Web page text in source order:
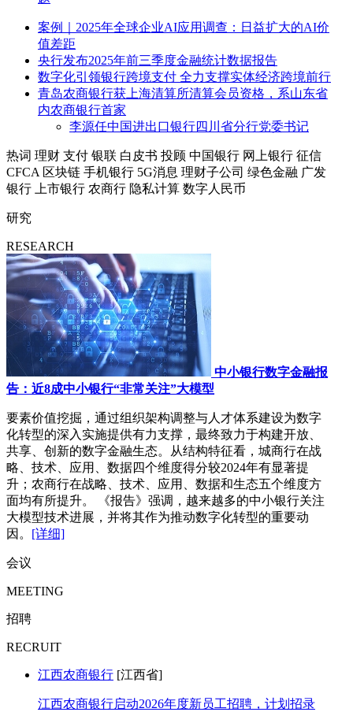
案例｜2025年全球企业AI应用调查：日益扩大的AI价
值差距
央行发布2025年前三季度金融统计数据报告
数字化引领银行跨境支付 全力支撑实体经济跨境前行
青岛农商银行获上海清算所清算会员资格，系山东省
内农商银行首家
李源任中国进出口银行四川省分行党委书记
热词 理财 支付 银联 白皮书 投顾 中国银行 网上银行 征信
CFCA 区块链 手机银行 5G消息 理财子公司 绿色金融 广发
银行
上市银行 农商行 隐私计算 数字人民币
研究
RESEARCH
中小银行数字金融报
告：近8成中小银行“非常关注”大模型
要素价值挖掘，通过组织架构调整与人才体系建设为数字
化转型的深入实施提供有力支撑，最终致力于构建开放、
共享、创新的数字金融生态。从结构特征看，城商行在战
略、技术、应用、数据四个维度得分较2024年有显著提
升；农商行在战略、技术、应用、数据和生态五个维度方
面均有所提升。 《报告》强调，越来越多的中小银行关注
大模型技术进展，并将其作为推动数字化转型的重要动
因。 [详细]
会议
MEETING
招聘
RECRUIT
江西农商银行 [江西省]
江西农商银行启动2026年度新员工招聘，计划招录